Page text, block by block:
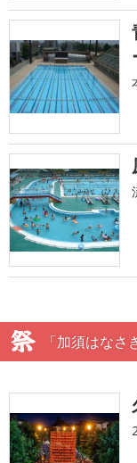
「加須はな